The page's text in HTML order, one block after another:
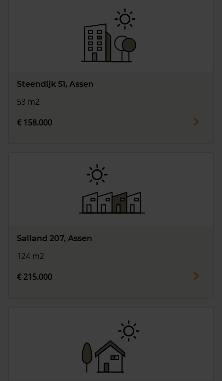
Steendijk 51, Assen
53 m2
€ 158.000
Salland 207, Assen
124 m2
€ 215.000